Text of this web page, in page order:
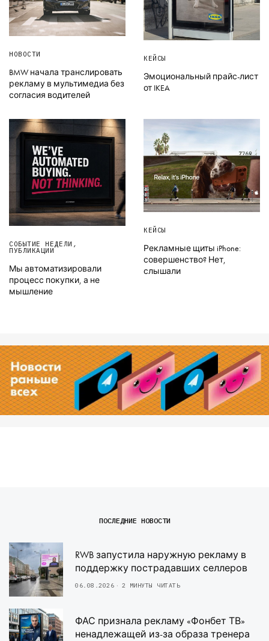
НОВОСТИ
BMW начала транслировать
рекламу в мультимедиа без
согласия водителей
КЕЙСЫ
Эмоциональный прайс-лист
от IKEA
СОБЫТИЕ НЕДЕЛИ ,
ПУБЛИКАЦИИ
Мы автоматизировали
процесс покупки, а не
мышление
КЕЙСЫ
Рекламные щиты iPhone:
совершенство? Нет,
слышали
ПОСЛЕДНИЕ НОВОСТИ
RWB запустила наружную рекламу в
поддержку пострадавших селлеров
06.08.2026 2 МИНУТЫ ЧИТАТЬ
ФАС признала рекламу «Фонбет ТВ»
ненадлежащей из-за образа тренера